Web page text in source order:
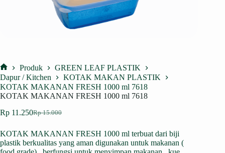
Home
Produk
GREEN LEAF PLASTIK
Dapur / Kitchen
KOTAK MAKAN PLASTIK
KOTAK MAKANAN FRESH 1000 ml 7618
KOTAK MAKANAN FRESH 1000 ml 7618
Rp15.000
Harga
adalah:
Rp 15.000.
Rp 11.250Harga
ini
adalah:
KOTAK MAKANAN FRESH 1000 ml terbuat dari biji
plastik berkualitas yang aman digunakan untuk makanan (